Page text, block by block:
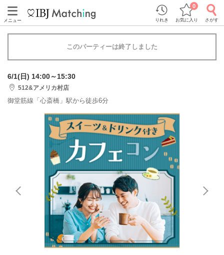
メニュー りれき お気に入り
0
さがす
このパーティーは終了しました
6/1(日) 14:00～15:30
512&アメリカ村店
御堂筋線「心斎橋」駅から徒歩6分